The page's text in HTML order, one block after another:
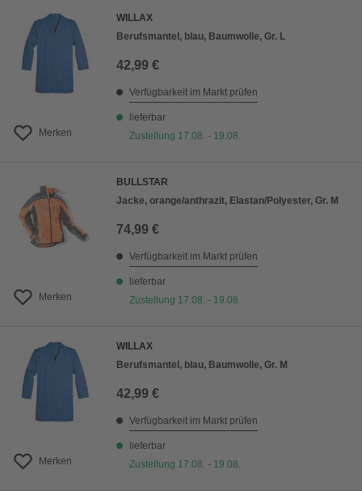
Merken
WILLAX
Berufsmantel, blau, Baumwolle, Gr. L
42,99 €
Verfügbarkeit im Markt prüfen
lieferbar
Zustellung 17.08. - 19.08.
Merken
BULLSTAR
Jacke, orange/anthrazit, Elastan/Polyester, Gr. M
74,99 €
Verfügbarkeit im Markt prüfen
lieferbar
Zustellung 17.08. - 19.08.
Merken
WILLAX
Berufsmantel, blau, Baumwolle, Gr. M
42,99 €
Verfügbarkeit im Markt prüfen
lieferbar
Zustellung 17.08. - 19.08.